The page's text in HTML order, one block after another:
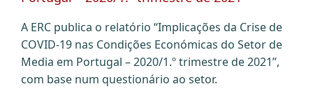
A ERC publica o relatório “Implicações da Crise de
COVID-19 nas Condições Económicas do Setor de
Media em Portugal – 2020/1.º trimestre de 2021”,
com base num questionário ao setor.